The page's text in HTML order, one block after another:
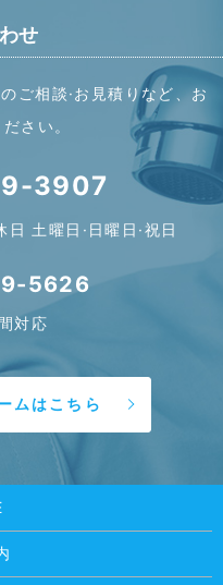
せ
ご相談·お見積りなど、お
さい。
3907
土曜日·日曜日·祝日
5626
対応
ムはこちら